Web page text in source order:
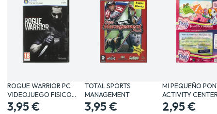
ROGUE WARRIOR PC
VIDEOJUEGO FISICO
PHYSICAL…
3,95 €
TOTAL SPORTS
MANAGEMENT
3,95 €
MI PEQUEÑO
ACTIVITY
2,95 €